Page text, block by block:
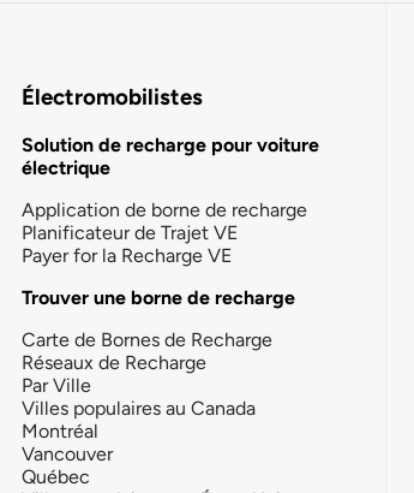
Électromobilistes
Solution de recharge pour voiture
électrique
Application de borne de recharge
Planificateur de Trajet VE
Payer for la Recharge VE
Trouver une borne de recharge
Carte de Bornes de Recharge
Réseaux de Recharge
Par Ville
Villes populaires au Canada
Montréal
Vancouver
Québec